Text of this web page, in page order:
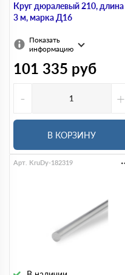
Круг дюралевый 210, длина
3 м, марка Д16
Показать
информацию
101 335 руб
-
+
В КОРЗИНУ
Арт. KruDy-182319